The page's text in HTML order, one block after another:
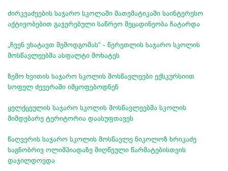
ძირკვაძეების საჯარო სკოლაში მათემატიკაში საინტერესო
აქტივობებით გაჯერებული საწრეო მეცადინეობა ჩატარდა
„ჩვენ ვხატავთ შემოდგომას“ - წერეთლის საჯარო სკოლის
მოსწავლეებმა ასფალტი მოხატეს
ზემო ხვითის საჯარო სკოლის მოსწავლეები ექსკურსიით
სოფელ ძევერაში იმყოფებოდნენ
ყელქცეულის საჯარო სკოლის მოსწავლეებმა სკოლის
მიმდებარე ტერიტორია დაასუფთავეს
წაღვერის საჯარო სკოლის მოსწავლე ნიკოლოზ ხრიკაძე
საგნობრივ ოლიმპიადაზე მიღწეული წარმატებისთვის
დაჯილდოვდა